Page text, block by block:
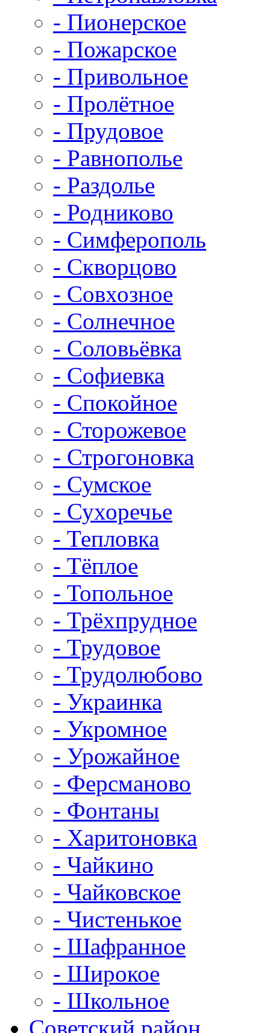
- Пионерское
- Пожарское
- Привольное
- Пролётное
- Прудовое
- Равнополье
- Раздолье
- Родниково
- Симферополь
- Скворцово
- Совхозное
- Солнечное
- Соловьёвка
- Софиевка
- Спокойное
- Сторожевое
- Строгоновка
- Сумское
- Сухоречье
- Тепловка
- Тёплое
- Топольное
- Трёхпрудное
- Трудовое
- Трудолюбово
- Украинка
- Укромное
- Урожайное
- Ферсманово
- Фонтаны
- Харитоновка
- Чайкино
- Чайковское
- Чистенькое
- Шафранное
- Широкое
- Школьное
Советский район